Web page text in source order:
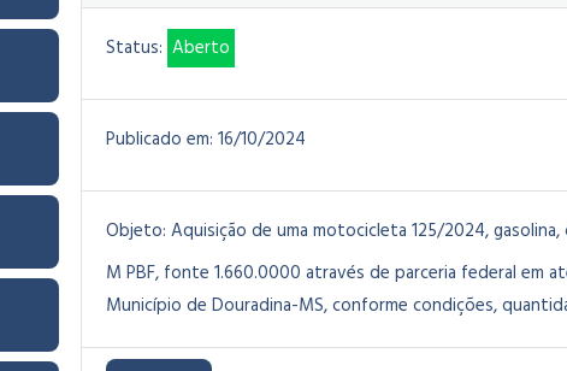
Status: Aberto
Publicado em: 16/10/2024
Objeto: Aquisição de uma motocicleta 125/2024,
M PBF, fonte 1.660.0000 através de parceria federal em
Município de Douradina-MS, conforme condições,